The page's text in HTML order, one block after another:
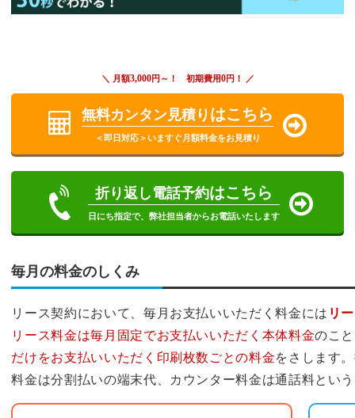
＼ 月額3,000円～！ 初期費用0円！ ／
無料カンタン見積り はこちら
＜即日対応＞いますぐ月額料金をお見積り
折り返し電話予約はこちら
日にち指定で、弊社担当者からお電話いたします
毎月の料金のしくみ
リース契約において、毎月お支払いいただく料金には リ
リース料金は毎月固定でお支払いいただく本体料金のこ
だけをお支払いいただく印刷枚数ごとの料金をさします
料金は分割払いの端末代、カウンター料金は通話料とい